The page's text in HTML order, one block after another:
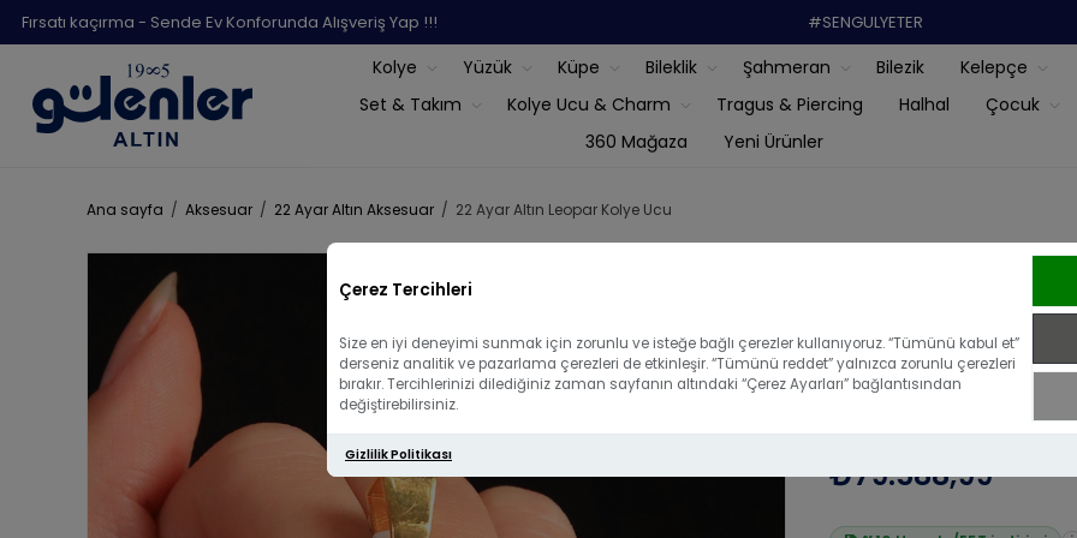
Çerez Tercihleri
Size en iyi deneyimi sunmak için zorunlu ve isteğe bağlı çerezler kullanıyoruz. “Tümünü kabul et”
derseniz analitik ve pazarlama çerezleri de etkinleşir. “Tümünü reddet” yalnızca zorunlu çerezleri
bırakır. Tercihlerinizi dilediğiniz zaman sayfanın altındaki “Çerez Ayarları” bağlantısından
değiştirebilirsiniz.
Gizlilik Politikası
Fırsatı kaçırma - Sende Ev Konforunda Alışveriş Yap !!! #SENGULYETER
Kolye Yüzük Küpe Bileklik Şahmeran Bilezik
Kelepçe
Set & Takım
Kolye Ucu & Charm Tragus & Piercing Halhal
Çocuk
360 Mağaza
Yeni Ürünler
Ana sayfa / Aksesuar / 22 Ayar Altın Aksesuar / 22 Ayar Altın Leopar Kolye Ucu
22 Ayar
| Bu ürünü ilk
₺88.432,21
₺79.588,99